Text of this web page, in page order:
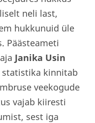
neli last,
hukkunuid üle
Päästeameti
Janika Usin
kinnitab
veekogude
vajab kiiresti
sest iga